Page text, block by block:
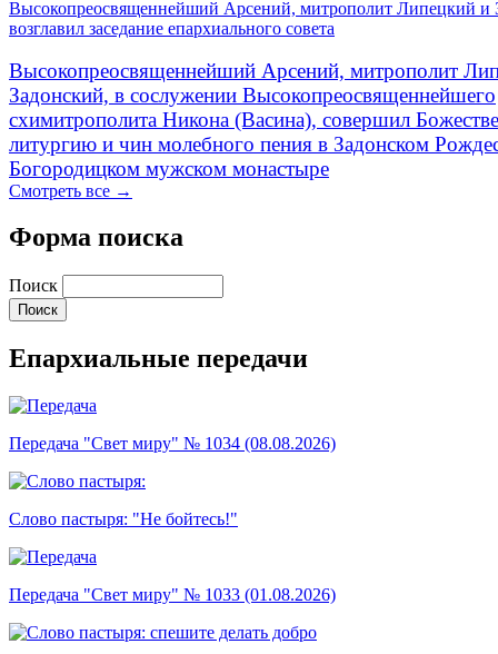
Высокопреосвященнейший Арсений, митрополит Липецкий и
возглавил заседание епархиального совета
Высокопреосвященнейший Арсений, митрополит
Задонский, в сослужении Высокопреосвященнейшего
схимитрополита Никона (Васина), совершил
литургию и чин молебного пения в Задонском
Богородицком мужском монастыре
Смотреть все →
Форма поиска
Поиск
Епархиальные передачи
Передача "Свет миру" № 1034 (08.08.2026)
Слово пастыря: "Не бойтесь!"
Передача "Свет миру" № 1033 (01.08.2026)